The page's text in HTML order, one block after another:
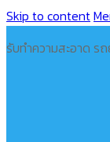
Skip to content
รับทำความสะอาด ร